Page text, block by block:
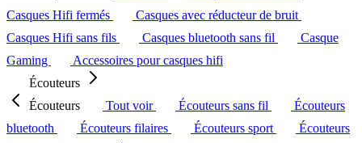
Casques Hifi fermés
Casques avec réducteur de bruit
Casques Hifi sans fils
Casques bluetooth sans fil
Casque
Gaming
Accessoires pour casques hifi
Écouteurs
Écouteurs
Tout voir Écouteurs sans fil
Écouteurs
bluetooth
Écouteurs filaires Écouteurs sport
Écouteurs